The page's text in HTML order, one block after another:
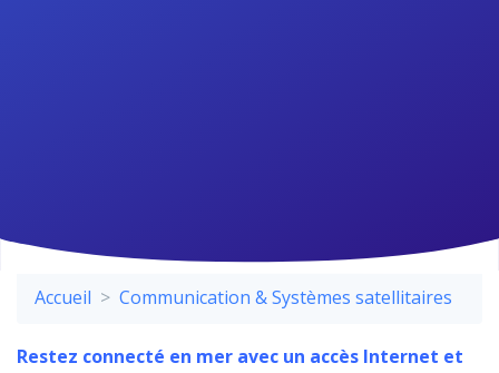
Accueil Communication & Systèmes satellitaires
Restez connecté en mer avec un accès Internet et